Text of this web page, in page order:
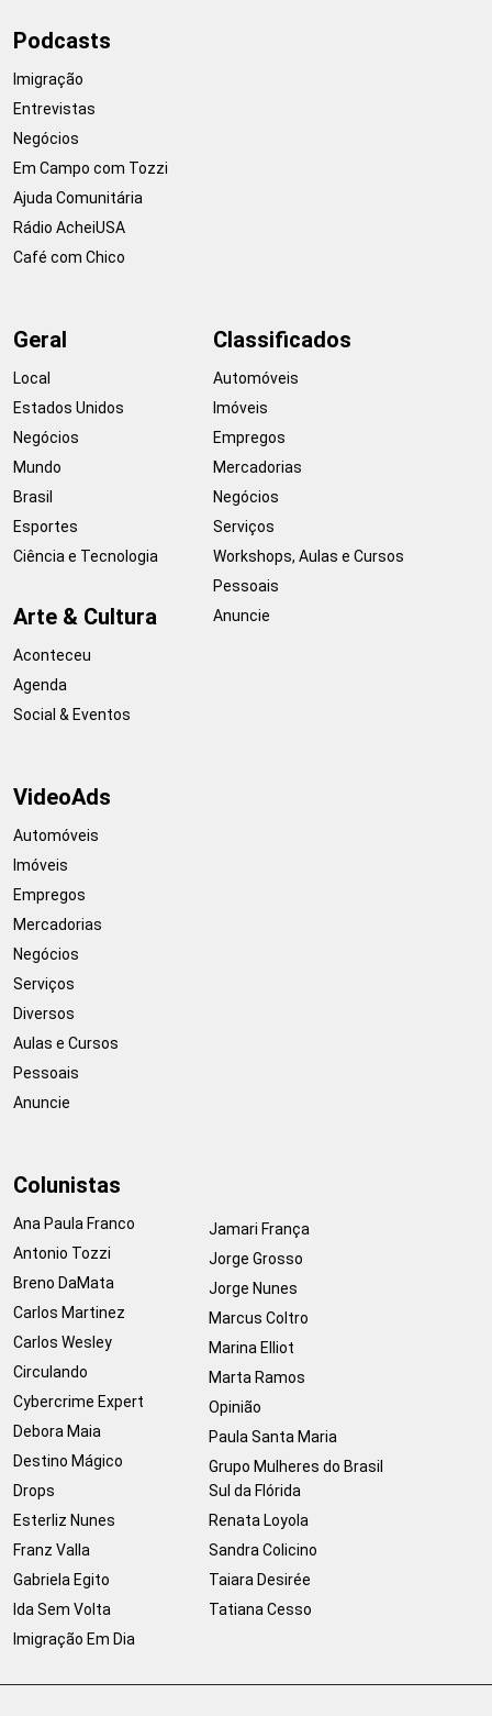
Podcasts
Imigração
Entrevistas
Negócios
Em Campo com Tozzi
Ajuda Comunitária
Rádio AcheiUSA
Café com Chico
Geral
Local
Estados Unidos
Negócios
Mundo
Brasil
Esportes
Ciência e Tecnologia
Arte & Cultura
Aconteceu
Agenda
Social & Eventos
Classificados
Automóveis
Imóveis
Empregos
Mercadorias
Negócios
Serviços
Workshops, Aulas e Cursos
Pessoais
Anuncie
VideoAds
Automóveis
Imóveis
Empregos
Mercadorias
Negócios
Serviços
Diversos
Aulas e Cursos
Pessoais
Anuncie
Colunistas
Ana Paula Franco
Antonio Tozzi
Breno DaMata
Carlos Martinez
Carlos Wesley
Circulando
Cybercrime Expert
Debora Maia
Destino Mágico
Drops
Esterliz Nunes
Franz Valla
Gabriela Egito
Ida Sem Volta
Imigração Em Dia
Jamari França
Jorge Grosso
Jorge Nunes
Marcus Coltro
Marina Elliot
Marta Ramos
Opinião
Paula Santa Maria
Grupo Mulheres do Brasil
Sul da Flórida
Renata Loyola
Sandra Colicino
Taiara Desirée
Tatiana Cesso